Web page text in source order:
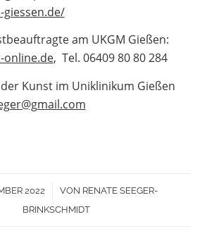
am UKGM Gießen:
online.de, Tel. 06409 80 80 284
Kunst im Uniklinikum Gießen
2022
/ VON RENATE SEEGER-
BRINKSCHMIDT